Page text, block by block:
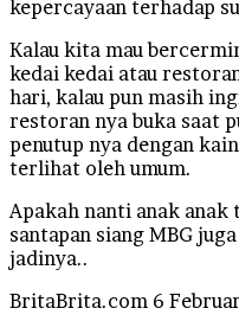
kepercayaan terhadap
Kalau kita mau
kedai kedai atau
hari, kalau pun masih
restoran nya buka saat
penutup nya dengan
terlihat oleh umum.
Apakah nanti anak
santapan siang MBG
jadinya..
BritaBrita.com Send
6